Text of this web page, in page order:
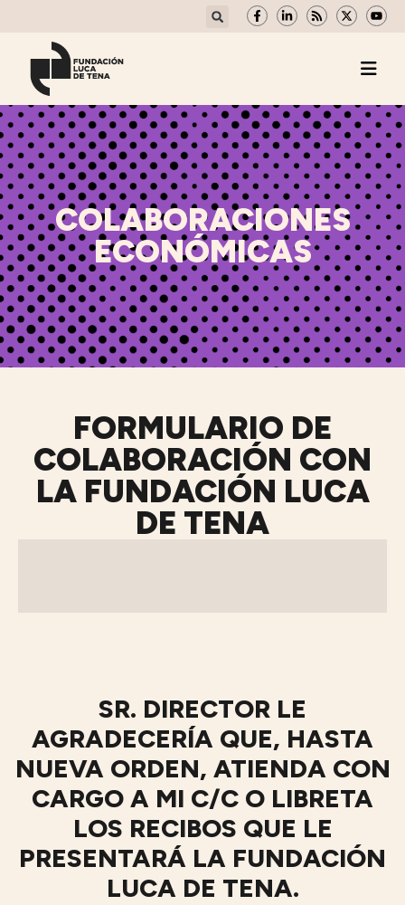
COLABORACIONES
ECONÓMICAS
FORMULARIO DE
COLABORACIÓN CON
LA FUNDACIÓN LUCA
DE TENA
SR. DIRECTOR LE
AGRADECERÍA QUE, HASTA
NUEVA ORDEN, ATIENDA CON
CARGO A MI C/C O LIBRETA
LOS RECIBOS QUE LE
PRESENTARÁ LA FUNDACIÓN
LUCA DE TENA.